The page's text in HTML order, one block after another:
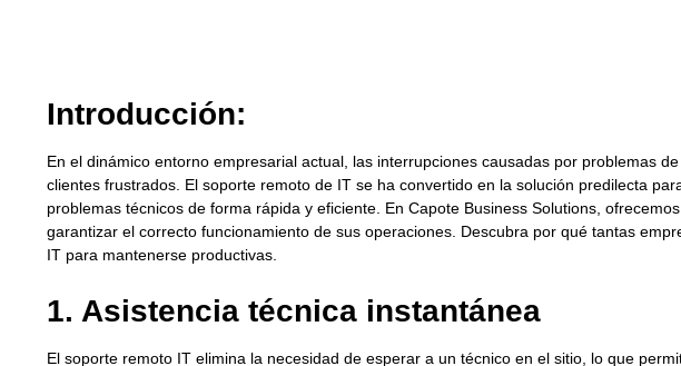
Introducción:
En el dinámico entorno empresarial actual, las interrupciones causadas por problemas
clientes frustrados. El soporte remoto de IT se ha convertido en la solución predilecta
problemas técnicos de forma rápida y eficiente. En Capote Business Solutions,
garantizar el correcto funcionamiento de sus operaciones. Descubra por qué tantas
IT para mantenerse productivas.
1. Asistencia técnica instantánea
El soporte remoto IT elimina la necesidad de esperar a un técnico en el sitio, lo que